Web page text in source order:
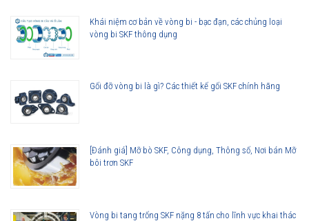
các thế hệ vòng bi SKF trước đây, bởi vậy ở cùng tốc độ nhưng nhiệt độ
của vòng bi SKF Explorer thấp hơn rất nhiều. Tính năng này làm giảm
Tuổi thọ của vòng bi SKF 6222/C3 thế hệ Explorer bền bỉ hơn rất nhiều
Khái niệm cơ bản về vòng bi - bạc đạn, các chủng loại
vòng bi SKF thông dụng
Gối đỡ vòng bi là gì? Các thiết kế gối SKF chính hãng
[Đánh giá] Mỡ bò SKF, Công dụng, Thông số, Nơi bán Mỡ
bôi trơn SKF
Vòng bi tang trống SKF nặng 8 tấn cho lĩnh vực khai thác